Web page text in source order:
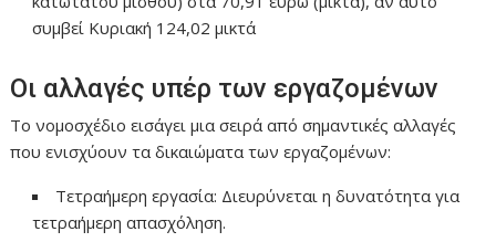
συμβεί Κυριακή 124,02 μικτά
Οι αλλαγές υπέρ των εργαζομένων
Το νομοσχέδιο εισάγει μια σειρά από σημαντικές αλλαγές
που ενισχύουν τα δικαιώματα των εργαζομένων:
Τετραήμερη εργασία: Διευρύνεται η δυνατότητα για
τετραήμερη απασχόληση.